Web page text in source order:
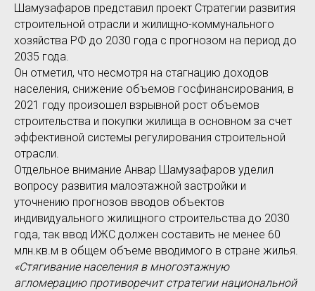
Шамузафаров представил проект Стратегии развития
строительной отрасли и жилищно-коммунального
хозяйства РФ до 2030 года с прогнозом на период до
2035 года.
Он отметил, что несмотря на стагнацию доходов
населения, снижение объемов госфинансирования, в
2021 году произошел взрывной рост объемов
строительства и покупки жилища в основном за счет
эффективной системы регулирования строительной
отрасли.
Отдельное внимание Анвар Шамузафаров уделил
вопросу развития малоэтажной застройки и
уточнению прогнозов вводов объектов
индивидуального жилищного строительства до 2030
года, так ввод ИЖС должен составить не менее 60
млн.кв.м в общем объеме вводимого в стране жилья.
«Стягивание населения в многоэтажную
агломерацию противоречит стратегии национальной